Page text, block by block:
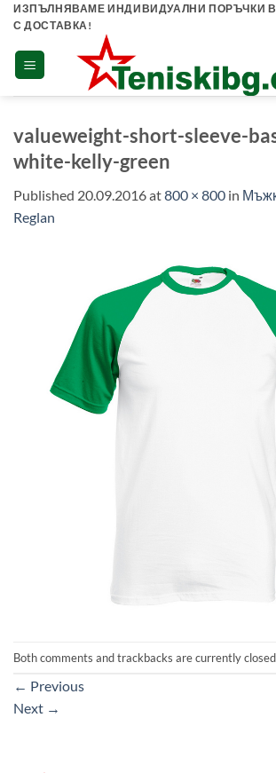
Skip
content
ИЗПЪЛНЯВАМЕ ИНДИВИДУАЛНИ ПОРЪЧКИ В
С ДОСТАВКА!
valueweight-short-sleeve-
white-kelly-green
Published 20.09.2016at800 × 800 in
Reglan
Both comments and trackbacks are currently
← Previous
Next →